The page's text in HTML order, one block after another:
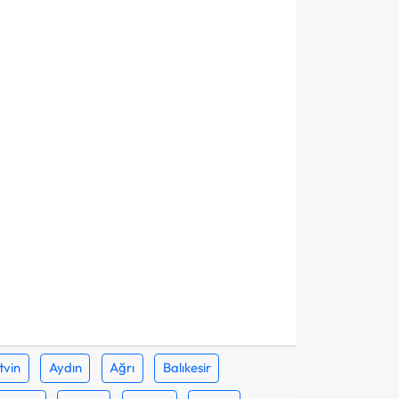
Aydın Ağrı Balıkesir